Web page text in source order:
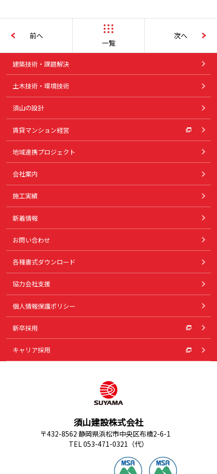
前へ
一覧
次へ
建築技術・課題解決
土木技術・環境技術
須山の設計
賃貸マンション経営
地域連携プロジェクト
会社案内
施工実績
新着情報
お問い合わせ
各種書式ダウンロード
協力会社支援
個人情報保護ポリシー
新卒採用
キャリア採用
須山建設株式会社
〒432-8562 静岡県浜松市中央区布橋2-6-1
TEL 053-471-0321（代）